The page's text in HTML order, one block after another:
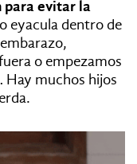
para evitar la
eyacula dentro de
o empezamos
Hay muchos hijos